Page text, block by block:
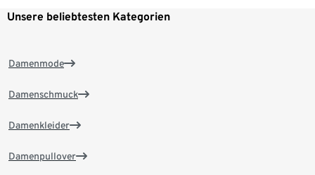
Unsere beliebtesten Kategorien
Damenmode
Damenschmuck
Damenkleider
Damenpullover